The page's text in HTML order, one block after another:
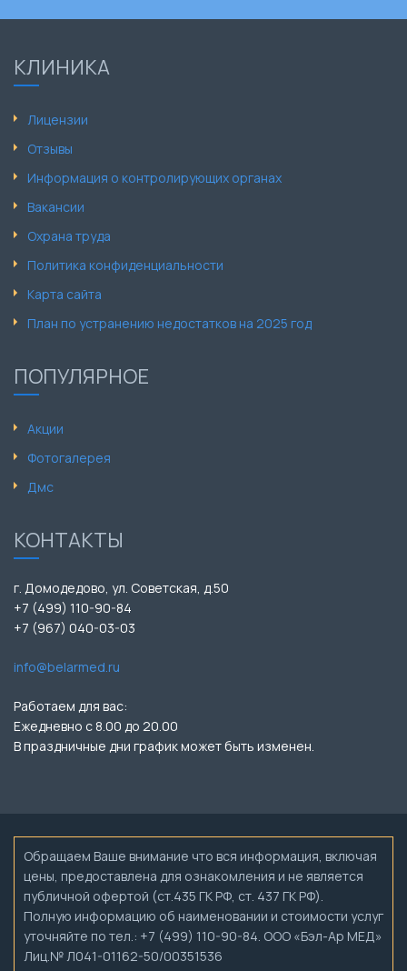
КЛИНИКА
Лицензии
Отзывы
Информация о контролирующих органах
Вакансии
Охрана труда
Политика конфиденциальности
Карта сайта
План по устранению недостатков на 2025 год
ПОПУЛЯРНОЕ
Акции
Фотогалерея
Дмс
КОНТАКТЫ
г. Домодедово, ул. Советская, д.50
+7 (499) 110-90-84
+7 (967) 040-03-03
info@belarmed.ru
Работаем для вас:
Ежедневно с 8.00 до 20.00
В праздничные дни график может быть изменен.
Обращаем Ваше внимание что вся информация, включая
цены, предоставлена для ознакомления и не является
публичной офертой (ст.435 ГК РФ, ст. 437 ГК РФ).
Полную информацию об наименовании и стоимости услуг
уточняйте по тел.: +7 (499) 110-90-84. ООО «Бэл-Ар МЕД»
Лиц.№ Л041-01162-50/00351536